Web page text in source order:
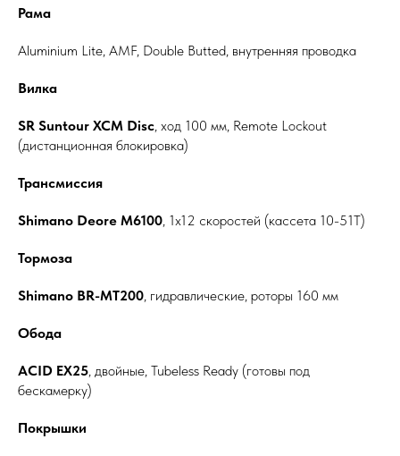
Рама
Aluminium Lite, AMF, Double Butted, внутренняя проводка
Вилка
SR Suntour XCM Disc, ход 100 мм, Remote Lockout
(дистанционная блокировка)
Трансмиссия
Shimano Deore M6100, 1x12 скоростей (кассета 10-51T)
Тормоза
Shimano BR-MT200, гидравлические, роторы 160 мм
Обода
ACID EX25, двойные, Tubeless Ready (готовы под
бескамерку)
Покрышки